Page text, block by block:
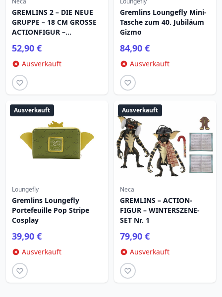
GREMLINS 2 – DIE NEUE
GRUPPE – 18 CM GROSSE
ACTIONFIGUR –
(HOCHZEIT)
52,90 €
Ausverkauft
Gremlins Loungefly Mini-
Tasche zum 40. Jubiläum
Gizmo
84,90 €
Ausverkauft
Ausverkauft
Loungefly
Gremlins Loungefly
Portefeuille Pop Stripe
Cosplay
39,90 €
Ausverkauft
Ausverkauft
Neca
GREMLINS – ACTION-
FIGUR – WINTERSZENE-
SET Nr. 1
79,90 €
Ausverkauft